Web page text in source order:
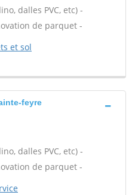
dalles PVC, etc) -
de parquet -
et sol
feyre
dalles PVC, etc) -
de parquet -